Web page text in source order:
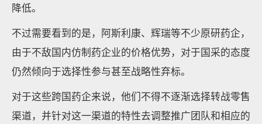
降低。
不过需要看到的是，阿斯利康、辉瑞等不少原研药企，
由于不敌国内仿制药企业的价格优势，对于国采的态度
仍然倾向于选择性参与甚至战略性弃标。
对于这些跨国药企来说，他们不得不逐渐选择转战零售
渠道，并针对这一渠道的特性去调整推广团队和相应的